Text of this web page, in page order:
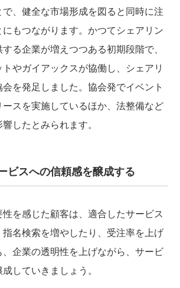
、健全な市場形成を図ると同時に注
もつながります。かつてシェアリン
る企業が増えつつある初期段階で、
やガイアックスが協働し、シェアリ
を発足しました。協会発でイベント
スを実施しているほか、法整備など
したとみられます。
ビスへの信頼感を醸成する
を感じた顧客は、適合したサービス
名検索を増やしたり、受注率を上げ
企業の透明性を上げながら、サービ
していきましょう。